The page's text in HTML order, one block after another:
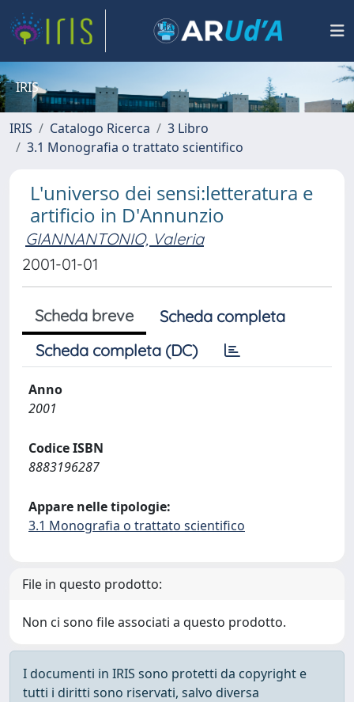
IRIS
IRIS Catalogo Ricerca
3 Libro
3.1 Monografia o trattato scientifico
L'universo dei sensi:letteratura e
artificio in D'Annunzio
GIANNANTONIO, Valeria
2001-01-01
Scheda breve
Scheda completa
Scheda completa (DC)
Anno
2001
Codice ISBN
8883196287
Appare nelle tipologie:
3.1 Monografia o trattato scientifico
File in questo prodotto:
Non ci sono file associati a questo prodotto.
I documenti in IRIS sono protetti da copyright e
tutti i diritti sono riservati, salvo diversa